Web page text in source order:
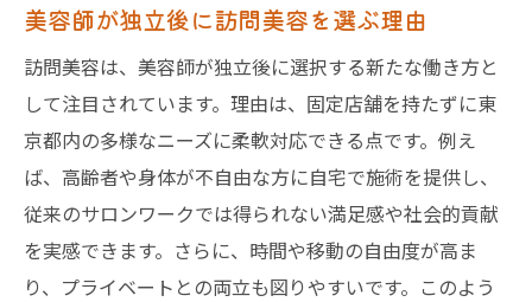
美容師が独立後に訪問美容を選ぶ理由
訪問美容は、美容師が独立後に選択する新たな働き方と
して注目されています。理由は、固定店舗を持たずに東
京都内の多様なニーズに柔軟対応できる点です。例え
ば、高齢者や身体が不自由な方に自宅で施術を提供し、
従来のサロンワークでは得られない満足感や社会的貢献
を実感できます。さらに、時間や移動の自由度が高ま
り、プライベートとの両立も図りやすいです。このよう